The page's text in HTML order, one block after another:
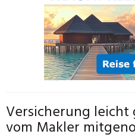
Versicherung leicht
vom Makler